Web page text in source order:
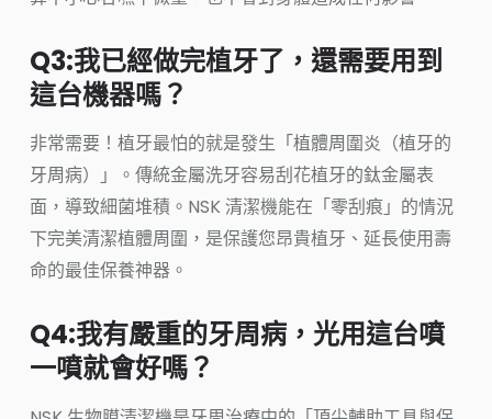
Q3:我已經做完植牙了，還需要用到
這台機器嗎？
非常需要！植牙最怕的就是發生「植體周圍炎（植牙的
牙周病）」。傳統金屬洗牙容易刮花植牙的鈦金屬表
面，導致細菌堆積。NSK 清潔機能在「零刮痕」的情況
下完美清潔植體周圍，是保護您昂貴植牙、延長使用壽
命的最佳保養神器。
Q4:我有嚴重的牙周病，光用這台噴
一噴就會好嗎？